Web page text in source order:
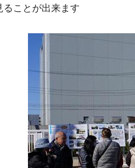
ことが出来ます